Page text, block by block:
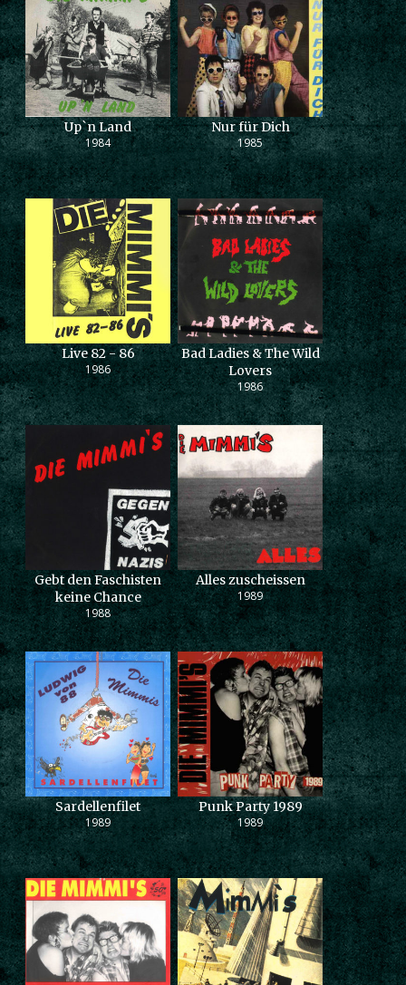
Up`n Land
1984
Nur für Dich
1985
Live 82 - 86
1986
Bad Ladies & The Wild
Lovers
1986
Gebt den Faschisten
keine Chance
1988
Alles zuscheissen
1989
Sardellenfilet
1989
Punk Party 1989
1989